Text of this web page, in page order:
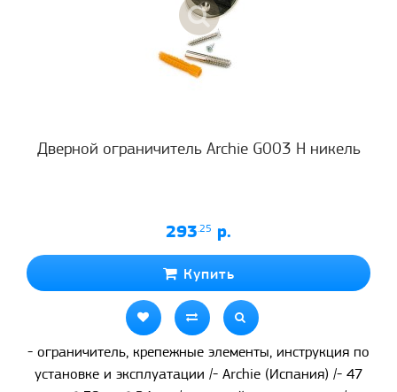
Дверной ограничитель Archie G003 H никель
293.25 р.
Купить
- ограничитель, крепежные элементы, инструкция по
установке и эксплуатации /- Archie (Испания) /- 47